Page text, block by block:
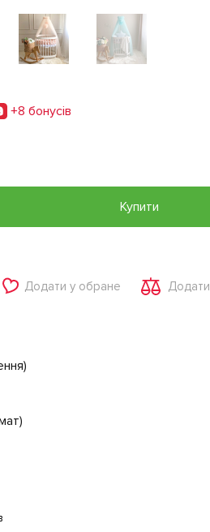
+8 бонусiв
Купити
Додати у обране